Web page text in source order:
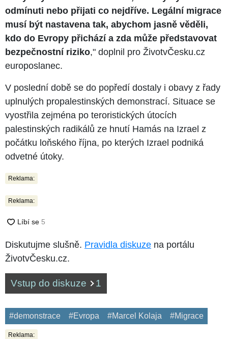
odmínuti nebo přijati co nejdříve. Legální migrace
musí být nastavena tak, abychom jasně věděli,
kdo do Evropy přichází a zda může představovat
bezpečnostní riziko," doplnil pro ŽivotvČesku.cz
europoslanec.
V poslední době se do popředí dostaly i obavy z řady
uplnulých propalestinských demonstrací. Situace se
vyostřila zejména po teroristických útocích
palestinských radikálů ze hnutí Hamás na Izrael z
počátku loňského října, po kterých Izrael podniká
odvetné útoky.
Reklama:
Reklama:
Diskutujme slušně. Pravidla diskuze na portálu
ŽivotvČesku.cz.
Vstup do diskuze 1
#demonstrace #Evropa #Marcel Kolaja #Migrace
Reklama: